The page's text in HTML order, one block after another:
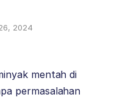
2024
mentah di
permasalahan